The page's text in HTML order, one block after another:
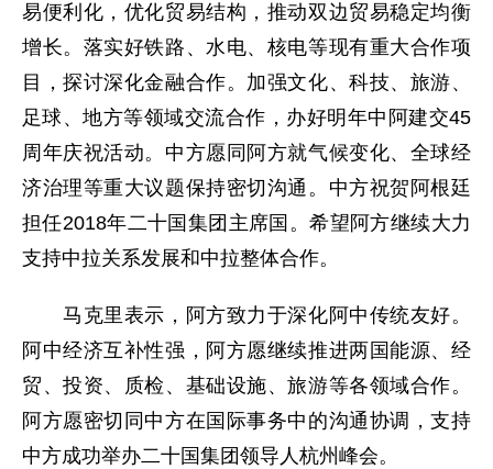
易便利化，优化贸易结构，推动双边贸易稳定均衡
增长。落实好铁路、水电、核电等现有重大合作项
目，探讨深化金融合作。加强文化、科技、旅游、
足球、地方等领域交流合作，办好明年中阿建交45
周年庆祝活动。中方愿同阿方就气候变化、全球经
济治理等重大议题保持密切沟通。中方祝贺阿根廷
担任2018年二十国集团主席国。希望阿方继续大力
支持中拉关系发展和中拉整体合作。
马克里表示，阿方致力于深化阿中传统友好。
阿中经济互补性强，阿方愿继续推进两国能源、经
贸、投资、质检、基础设施、旅游等各领域合作。
阿方愿密切同中方在国际事务中的沟通协调，支持
中方成功举办二十国集团领导人杭州峰会。